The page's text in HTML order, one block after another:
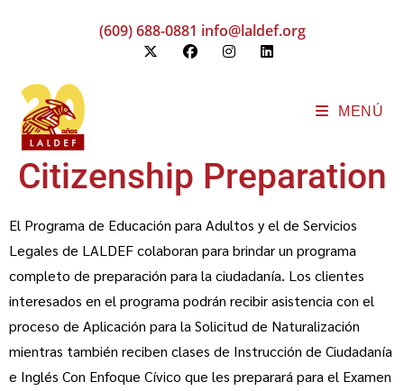
(609) 688-0881 info@laldef.org
MENÚ
Citizenship Preparation
El Programa de Educación para Adultos y el de Servicios
Legales de LALDEF colaboran para brindar un programa
completo de preparación para la ciudadanía. Los clientes
interesados en el programa podrán recibir asistencia con el
proceso de Aplicación para la Solicitud de Naturalización
mientras también reciben clases de Instrucción de Ciudadanía
e Inglés Con Enfoque Cívico que les preparará para el Examen